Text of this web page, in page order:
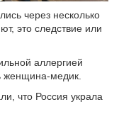
через несколько
это следствие или
аллергией
женщина-медик.
что Россия украла